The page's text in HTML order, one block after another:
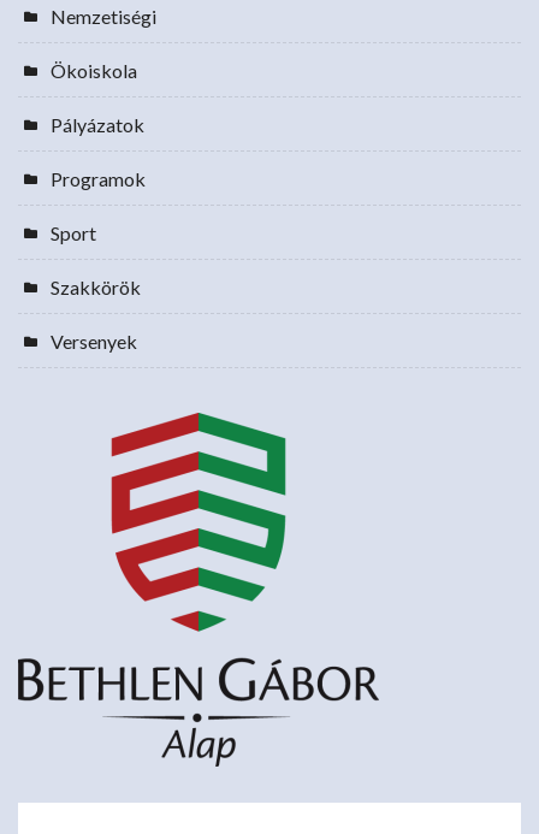
Nemzetiségi
Ökoiskola
Pályázatok
Programok
Sport
Szakkörök
Versenyek